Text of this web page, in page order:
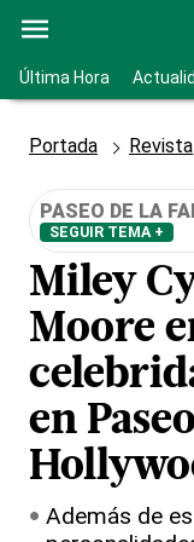
Última Hora
Portada Revista
PASEO DE LA
SEGUIR TEMA +
Miley
Moore
en
Además de